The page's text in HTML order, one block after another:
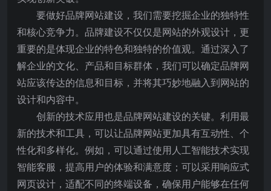
要做好品牌网站建设，我们需要挖掘企业的独特性
和核心竞争力。品牌建设不仅仅是网站的外观设计，更
重要的是体现企业的特色和独特的价值观。通过深入了
解企业的文化、产品和目标群体，我们可以确定品牌网
站应该传达的信息和目标，并将其巧妙地融入到网站的
设计和内容中。
创新的技术应用也是品牌网站建设的关键。利用最
新的技术和工具，可以让品牌网站更加具有互动性、个
性化和多样化。例如，可以通过使用人工智能技术实现
智能客服，提高用户的体验和满意度；可以采用响应式
网页设计，适配不同的终端设备，确保用户能够在任何